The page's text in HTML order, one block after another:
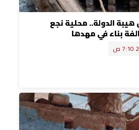
الدولة.. محلية نجع
بناء في مهدها